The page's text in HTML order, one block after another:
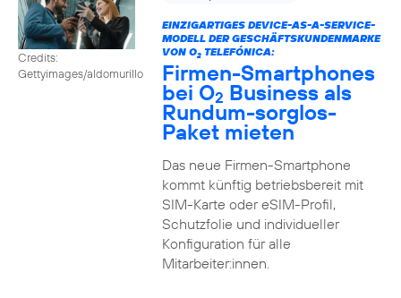
Credits:
Gettyimages/aldomurillo
EINZIGARTIGES DEVICE-AS-A-SERVICE-
MODELL DER GESCHÄFTSKUNDENMARKE
VON O2TELEFÓNICA:
Firmen-Smartphones
bei O2 Business als
Rundum-sorglos-
Paket mieten
Das neue Firmen-Smartphone
kommt künftig betriebsbereit mit
SIM-Karte oder eSIM-Profil,
Schutzfolie und individueller
Konfiguration für alle
Mitarbeiter:innen.